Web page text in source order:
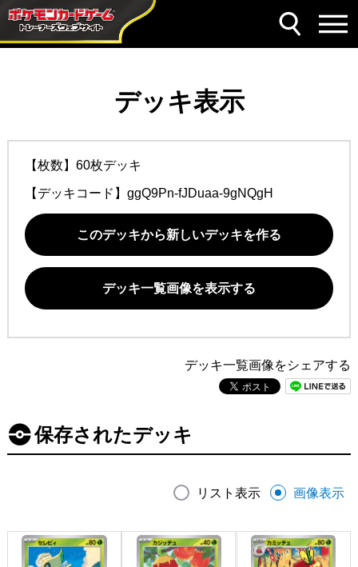
デッキ表示
【枚数】60枚デッキ
【デッキコード】 ggQ9Pn-fJDuaa-9gNQgH
このデッキから新しいデッキを作る
デッキ一覧画像を表示する
デッキ一覧画像をシェアする
保存されたデッキ
リスト表示 画像表示